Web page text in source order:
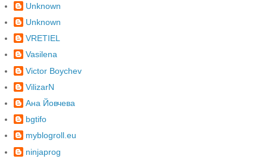
Unknown
Unknown
VRETIEL
Vasilena
Victor Boychev
VilizarN
Ана Йовчева
bgtifo
myblogroll.eu
ninjaprog